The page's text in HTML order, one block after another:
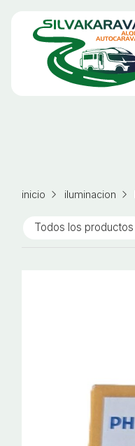
inicio iluminacion
Todos los productos